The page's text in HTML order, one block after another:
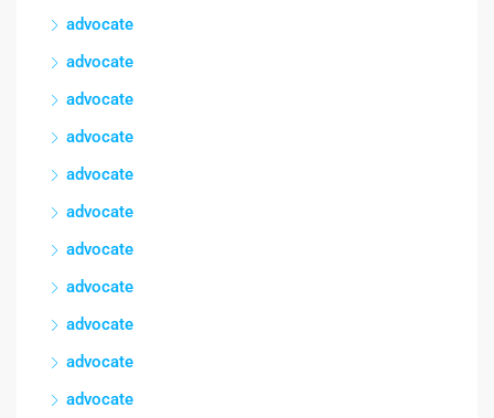
advocate
advocate
advocate
advocate
advocate
advocate
advocate
advocate
advocate
advocate
advocate